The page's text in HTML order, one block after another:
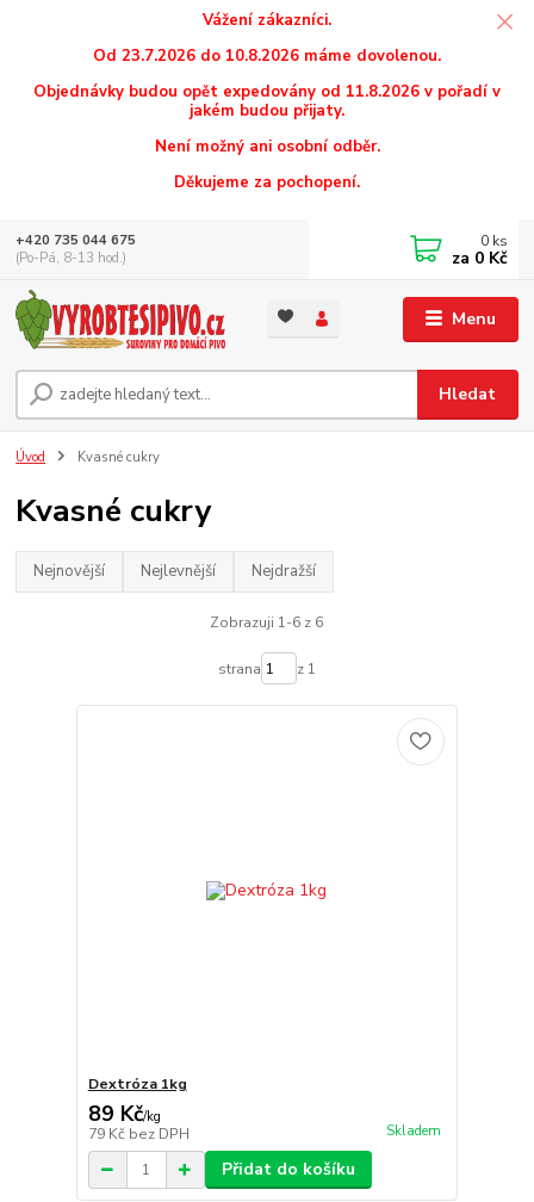
Vážení zákazníci.
Od 23.7.2026 do 10.8.2026 máme dovolenou.
Objednávky budou opět expedovány od 11.8.2026 v pořadí v
jakém budou přijaty.
Není možný ani osobní odběr.
Děkujeme za pochopení.
Menu
Hledat
+420 735 044 675
(Po-Pá, 8-13 hod.)
0 ks
za 0 Kč
Úvod Kvasné cukry
Kvasné cukry
Nejnovější Nejlevnější Nejdražší
Zobrazuji 1-6 z 6
strana z 1
Dextróza 1kg
89 Kč/kg
79 Kč bez DPH Skladem
Přidat do košíku